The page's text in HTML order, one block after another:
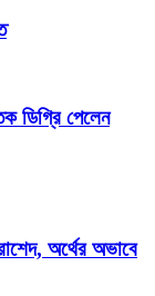
ডিগ্রি পেলেন
অর্থের অভাবে